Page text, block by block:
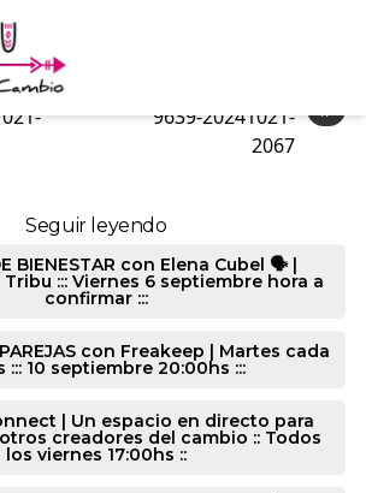
9639-20241021-2065
»
9639-20241021-
2067
Seguir leyendo
BIENESTAR con Elena Cubel 🗣️ |
::: Viernes 6 septiembre hora a
confirmar :::
PAREJAS con Freakeep | Martes cada
::: 10 septiembre 20:00hs :::
| Un espacio en directo para
creadores del cambio :: Todos
los viernes 17:00hs ::